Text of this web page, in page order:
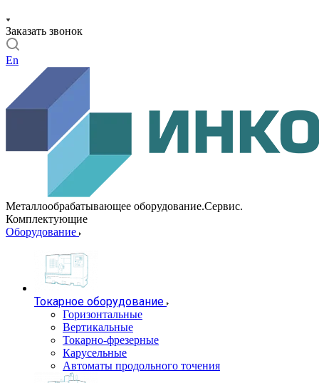
Заказать звонок
En
Металлообрабатывающее оборудование.Сервис.
Комплектующие
Оборудование
Токарное оборудование
Горизонтальные
Вертикальные
Токарно-фрезерные
Карусельные
Автоматы продольного точения